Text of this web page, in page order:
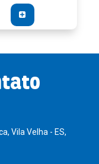
Vila Velha - ES,